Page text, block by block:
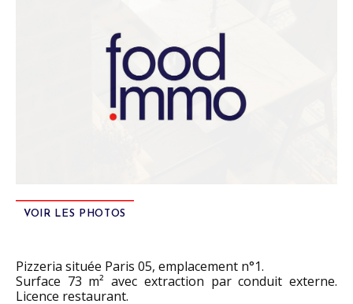
VOIR LES PHOTOS
Pizzeria située Paris 05, emplacement n°1.
Surface 73 m² avec extraction par conduit externe.
Licence restaurant.